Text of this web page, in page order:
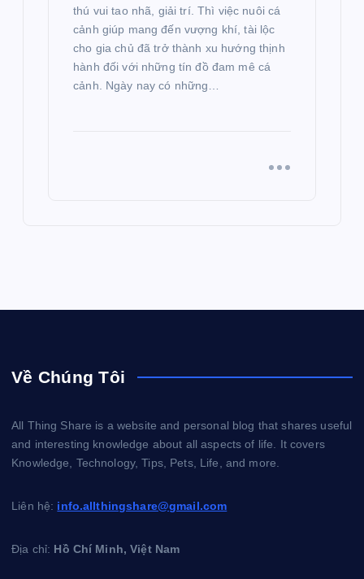
thú vui tao nhã, giải trí. Thì việc nuôi cá
cảnh giúp mang đến vượng khí, tài lộc
cho gia chủ đã trở thành xu hướng thịnh
hành đối với những tín đồ đam mê cá
cảnh. Ngày nay có những…
Về Chúng Tôi
All Thing Share is a website and personal blog that shares useful
and interesting knowledge about all aspects of life. It covers
Knowledge, Technology, Tips, Pets, Life, and more.
Liên hệ: info.allthingshare@gmail.com
Địa chỉ: Hồ Chí Minh, Việt Nam